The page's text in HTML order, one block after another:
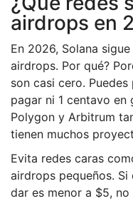
airdrops en
En 2026, Solana
airdrops. Por qué?
son casi cero.
pagar ni 1 centavo en
Polygon y Arbitrum
tienen muchos
Evita redes caras
airdrops pequeños.
dar es menor a $5,